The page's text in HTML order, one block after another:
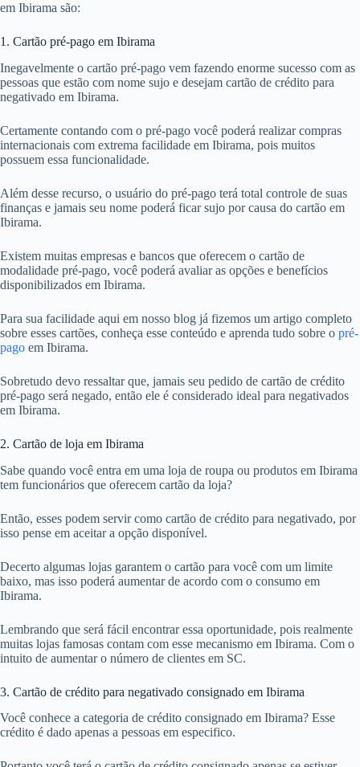
em Ibirama são:
1. Cartão pré-pago em Ibirama
Inegavelmente o cartão pré-pago vem fazendo enorme sucesso com as
pessoas que estão com nome sujo e desejam cartão de crédito para
negativado em Ibirama.
Certamente contando com o pré-pago você poderá realizar compras
internacionais com extrema facilidade em Ibirama, pois muitos
possuem essa funcionalidade.
Além desse recurso, o usuário do pré-pago terá total controle de suas
finanças e jamais seu nome poderá ficar sujo por causa do cartão em
Ibirama.
Existem muitas empresas e bancos que oferecem o cartão de
modalidade pré-pago, você poderá avaliar as opções e benefícios
disponibilizados em Ibirama.
Para sua facilidade aqui em nosso blog já fizemos um artigo completo
sobre esses cartões, conheça esse conteúdo e aprenda tudo sobre o pré-
pago em Ibirama.
Sobretudo devo ressaltar que, jamais seu pedido de cartão de crédito
pré-pago será negado, então ele é considerado ideal para negativados
em Ibirama.
2. Cartão de loja em Ibirama
Sabe quando você entra em uma loja de roupa ou produtos em Ibirama
tem funcionários que oferecem cartão da loja?
Então, esses podem servir como cartão de crédito para negativado, por
isso pense em aceitar a opção disponível.
Decerto algumas lojas garantem o cartão para você com um limite
baixo, mas isso poderá aumentar de acordo com o consumo em
Ibirama.
Lembrando que será fácil encontrar essa oportunidade, pois realmente
muitas lojas famosas contam com esse mecanismo em Ibirama. Com o
intuito de aumentar o número de clientes em SC.
3. Cartão de crédito para negativado consignado em Ibirama
Você conhece a categoria de crédito consignado em Ibirama? Esse
crédito é dado apenas a pessoas em especifico.